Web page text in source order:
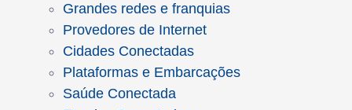
Grandes redes e franquias
Provedores de Internet
Cidades Conectadas
Plataformas e Embarcações
Saúde Conectada